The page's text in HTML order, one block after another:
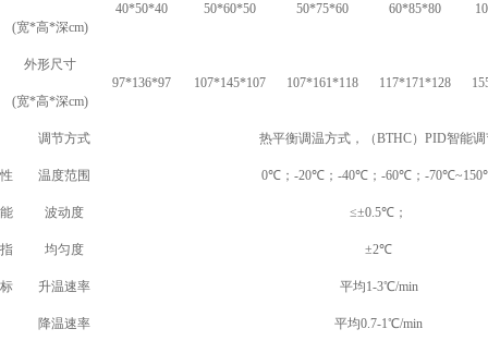
(宽*高*深cm)
40*50*40 50*60*50 50*75*60 60*85*80
外形尺寸
(宽*高*深cm)
97*136*97 107*145*107 107*161*118 117*171*128
性
能
指
标
调节方式 热平衡调温方式，（BTHC）PID智能调
温度范围 0℃；-20℃；-40℃；-60℃；-
波动度 ≤±0.5℃；
均匀度 ±2℃
升温速率 平均1-3℃/min
降温速率 平均0.7-1℃/min